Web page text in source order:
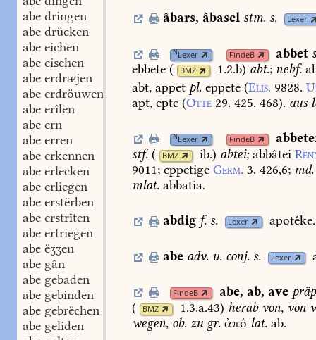
abe dringen
abe drücken
abe eichen
abe eischen
abe erdræjen
abe erdröuwen
abe erîlen
abe ern
abe erren
abe erkennen
abe erlecken
abe erliegen
abe erstërben
abe erstrîten
abe ertriegen
abe ëʒʒen
abe gân
abe gebaden
abe gebinden
abe gebrëchen
abe geliden
âbars, âbasel stm. s. Lexer
NLexer FindeB abbet
ebbete ( BMZ 1.2.b) abt.; nebf.
abt, appet pl. eppete (Elis. 9828.
apt, epte (Otte 29. 425. 468). aus
NLexer FindeB
stf. ( BMZ ib.) abtei; abbâtei
9011; eppetige Germ. 3. 426,6; md.
mlat. abbatia.
abdig f. s. Lexer apotêke.
abe adv. u. conj. s. Lexer
FindeB abe, ab, ave
(
BMZ 1.3.a.43) herabvon, von
wegen, ob. zu gr. ἀπό lat. ab.